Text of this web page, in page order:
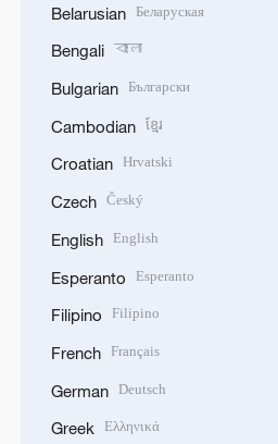
Belarusian Беларуская
Bengali বাংলা
Bulgarian Български
Cambodian ខ្មែរ
Croatian Hrvatski
Czech Český
English English
Esperanto Esperanto
Filipino Filipino
French Français
German Deutsch
Greek Ελληνικά